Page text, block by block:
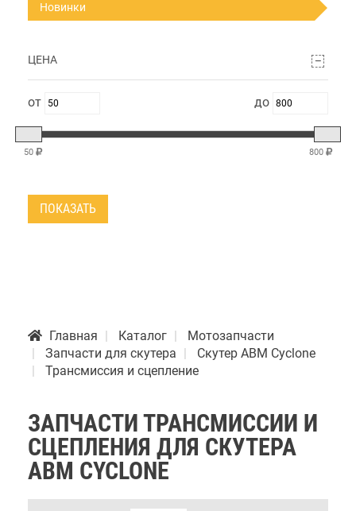
Новинки
ЦЕНА
50 800
ПОКАЗАТЬ
Главная Каталог
Мотозапчасти
Запчасти для скутера
Скутер АВМ Cyclone
Трансмиссия и сцепление
ЗАПЧАСТИ ТРАНСМИССИИ И
СЦЕПЛЕНИЯ ДЛЯ СКУТЕРА
ABM CYCLONE